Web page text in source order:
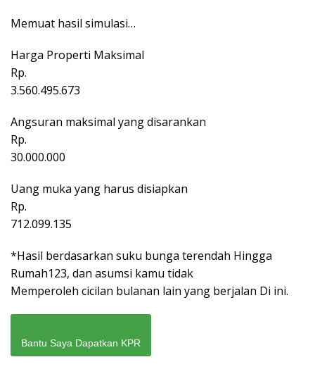
Memuat hasil simulasi…
Harga Properti Maksimal
Rp.
3.560.495.673
Angsuran maksimal yang disarankan
Rp.
30.000.000
Uang muka yang harus disiapkan
Rp.
712.099.135
*Hasil berdasarkan suku bunga terendah Hingga
Rumah123, dan asumsi kamu tidak
Memperoleh cicilan bulanan lain yang berjalan Di ini.
Bantu Saya Dapatkan KPR